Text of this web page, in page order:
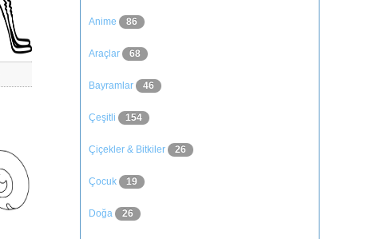
Anime 86
Araçlar 68
Bayramlar 46
Çeşitli 154
Çiçekler & Bitkiler 26
Çocuk 19
Doğa 26